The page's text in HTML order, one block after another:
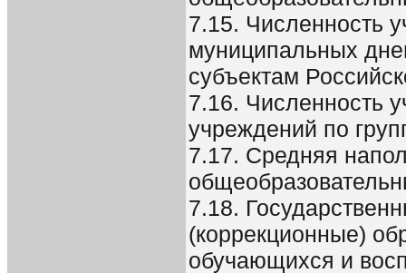
7.15. Численность
муниципальных
субъектам
7.16. Численность
учреждений по
7.17. Средняя
7.18.
(коррекционные)
обучающихся и